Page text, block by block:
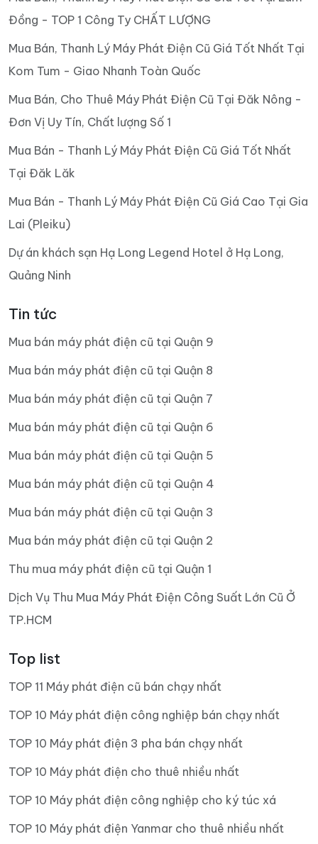
Đồng - TOP 1 Công Ty CHẤT LƯỢNG
Mua Bán, Thanh Lý Máy Phát Điện Cũ Giá Tốt Nhất Tại
Kom Tum - Giao Nhanh Toàn Quốc
Mua Bán, Cho Thuê Máy Phát Điện Cũ Tại Đăk Nông -
Đơn Vị Uy Tín, Chất lượng Số 1
Mua Bán - Thanh Lý Máy Phát Điện Cũ Giá Tốt Nhất
Tại Đăk Lăk
Mua Bán - Thanh Lý Máy Phát Điện Cũ Giá Cao Tại Gia
Lai (Pleiku)
Dự án khách sạn Hạ Long Legend Hotel ở Hạ Long,
Quảng Ninh
Tin tức
Mua bán máy phát điện cũ tại Quận 9
Mua bán máy phát điện cũ tại Quận 8
Mua bán máy phát điện cũ tại Quận 7
Mua bán máy phát điện cũ tại Quận 6
Mua bán máy phát điện cũ tại Quận 5
Mua bán máy phát điện cũ tại Quận 4
Mua bán máy phát điện cũ tại Quận 3
Mua bán máy phát điện cũ tại Quận 2
Thu mua máy phát điện cũ tại Quận 1
Dịch Vụ Thu Mua Máy Phát Điện Công Suất Lớn Cũ Ở
TP.HCM
Top list
TOP 11 Máy phát điện cũ bán chạy nhất
TOP 10 Máy phát điện công nghiệp bán chạy nhất
TOP 10 Máy phát điện 3 pha bán chạy nhất
TOP 10 Máy phát điện cho thuê nhiều nhất
TOP 10 Máy phát điện công nghiệp cho ký túc xá
TOP 10 Máy phát điện Yanmar cho thuê nhiều nhất